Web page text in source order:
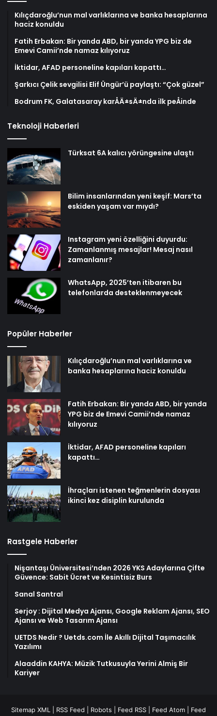
Kılıçdaroğlu’nun mal varlıklarına ve banka hesaplarına
haciz konuldu
Fatih Erbakan: Bir yanda ABD, bir yanda YPG biz de
Emevi Camii’nde namaz kılıyoruz
İktidar, AFAD personeline kapıları kapattı…
Şarkıcı Çelik sevgilisi Elif Üngür’ü paylaştı: “Çok güzel”
Bodrum FK, Galatasaray karÅÄ±sÄ±nda ilk peÅinde
Teknoloji Haberleri
Türksat 6A kalıcı yörüngesine ulaştı
Bilim insanlarından yeni keşif: Mars’ta
eskiden yaşam var mıydı?
Instagram yeni özelliğini duyurdu:
Zamanlanmış mesajlar! Mesaj nasıl
zamanlanır?
WhatsApp, 2025’ten itibaren bu
telefonlarda desteklenmeyecek
Popüler Haberler
Kılıçdaroğlu’nun mal varlıklarına ve
banka hesaplarına haciz konuldu
Fatih Erbakan: Bir yanda ABD, bir yanda
YPG biz de Emevi Camii’nde namaz
kılıyoruz
İktidar, AFAD personeline kapıları
kapattı…
İhraçları istenen teğmenlerin dosyası
ikinci kez disiplin kurulunda
Rastgele Haberler
Nişantaşı Üniversitesi’nden 2026 YKS Adaylarına Çifte
Güvence: Sabit Ücret ve Kesintisiz Burs
Sanal Santral
Serjoy : Dijital Medya Ajansı, Google Reklam Ajansı, SEO
Ajansı ve Web Tasarım Ajansı
UETDS Nedir ? Uetds.com İle Akıllı Dijital Taşımacılık
Yazılımı
Alaaddin KAHYA: Müzik Tutkusuyla Yerini Almiş Bir
Kariyer
Sitemap XML RSS Feed Robots Feed RSS Feed Atom Feed